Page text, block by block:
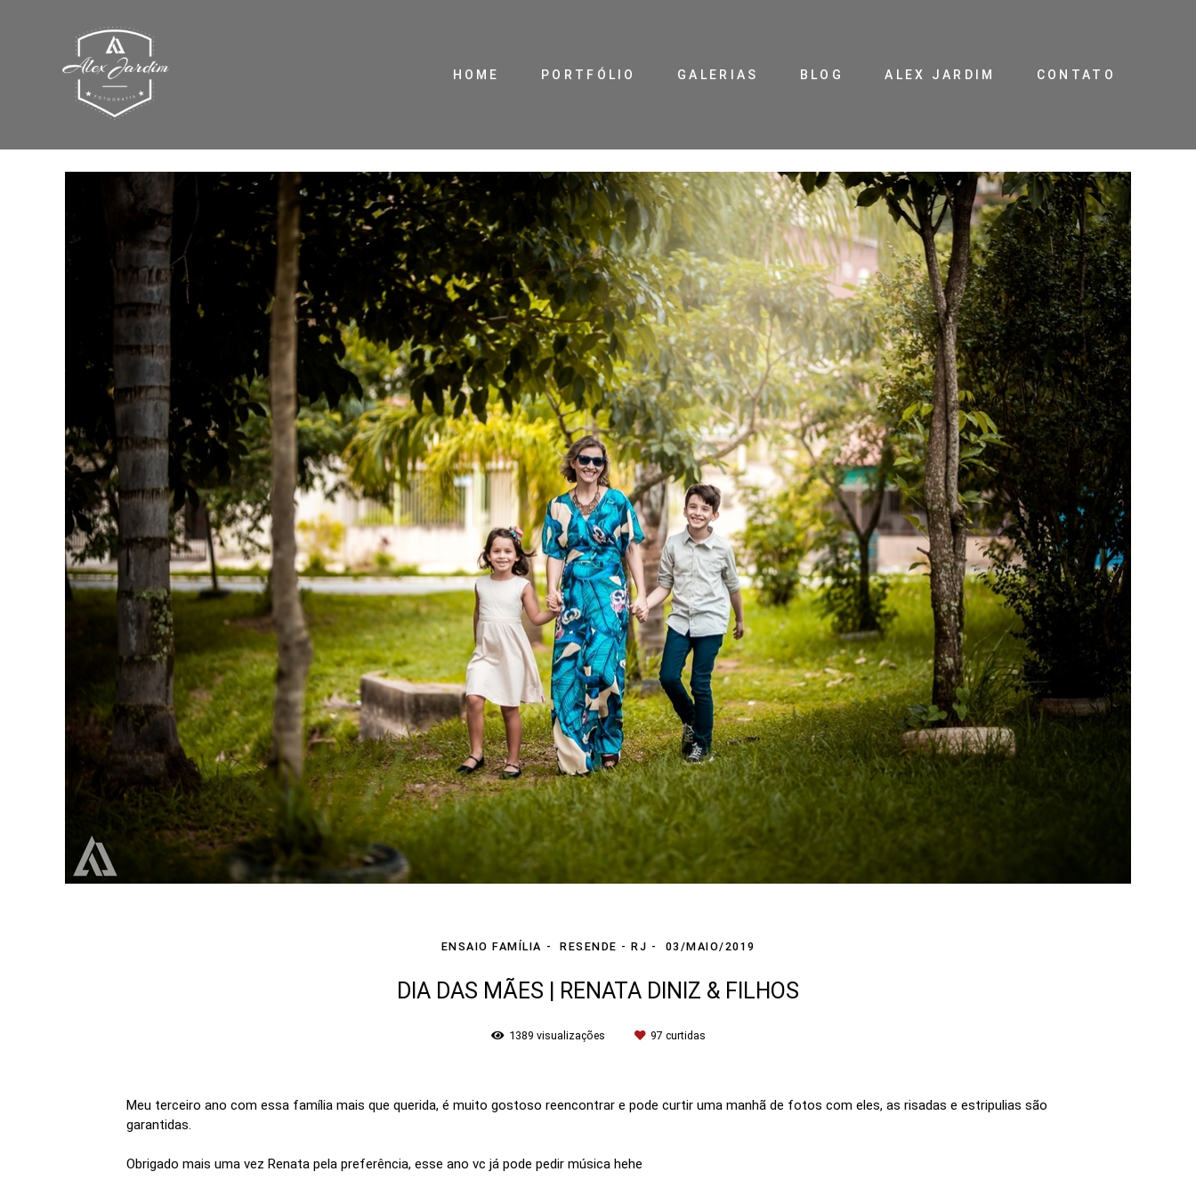
HOME PORTFÓLIO GALERIAS BLOG ALEX JARDIM CONTATO
ENSAIO FAMÍLIA RESENDE - RJ 03/MAIO/2019
DIA DAS MÃES | RENATA DINIZ & FILHOS
1389 visualizações 97 curtidas
Meu terceiro ano com essa família mais que querida, é muito gostoso reencontrar e pode curtir uma manhã de fotos com eles, as risadas e estripulias são
garantidas.
Obrigado mais uma vez Renata pela preferência, esse ano vc já pode pedir música hehe